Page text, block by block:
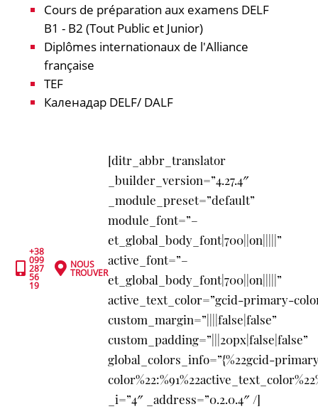
Cours de préparation aux examens DELF
B1 - B2 (Tout Public et Junior)
Diplômes internationaux de l'Alliance
française
TEF
Каленадар DELF/ DALF

+38
099
287
56
19
 NOUS
TROUVER
[ditr_abbr_translator
_builder_version=”4.27.4″
_module_preset=”default”
module_font=”–
et_global_body_font|700||on|||||”
active_font=”–
et_global_body_font|700||on|||||”
active_text_color=”gcid-primary-
custom_margin=”||||false|false”
custom_padding=”|||20px|false|false”
global_colors_info=”{%22gcid-
_i=”4″ _address=”0.2.0.4″ /]